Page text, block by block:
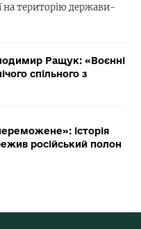
на територію держави-
Ращук: «Воєнні
спільного з
історія
російський полон